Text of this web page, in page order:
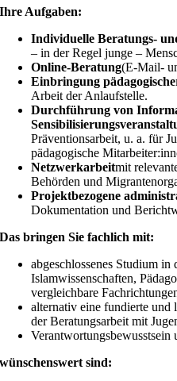
Ihre Aufgaben:
Individuelle Beratungs-
– in der Regel junge –
Online-Beratung(E-Mail-
Einbringung
Arbeit der Anlaufstelle.
Durchführung von
Präventionsarbeit, u. a. für
pädagogische
Netzwerkarbeitmit
Behörden und
Projektbezogene
Dokumentation und
Das bringen Sie fachlich mit:
abgeschlossenes Studium in
Islamwissenschaften,
vergleichbare
alternativ eine fundierte
der Beratungsarbeit mit
Verantwortungsbewusstsein
wünschenswert sind: